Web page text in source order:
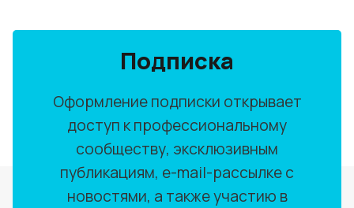
Подписка
Оформление подписки открывает
доступ к профессиональному
сообществу, эксклюзивным
публикациям, e-mail-рассылке с
новостями, а также участию в